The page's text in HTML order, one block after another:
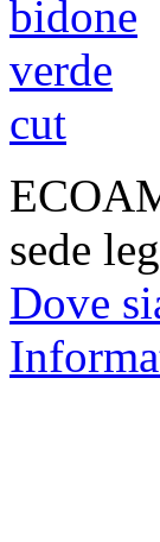
sede
Dove